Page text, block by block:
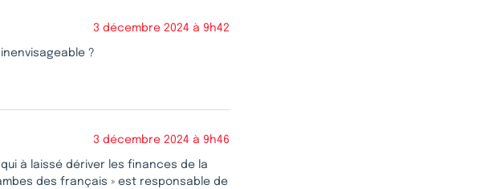
3 décembre 2024 à 9h42
?
3 décembre 2024 à 9h46
à laissé dériver les finances de la
des français » est responsable de